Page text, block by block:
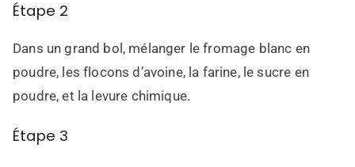
Étape 2
Dans un grand bol, mélanger le fromage blanc en
poudre, les flocons d’avoine, la farine, le sucre en
poudre, et la levure chimique.
Étape 3